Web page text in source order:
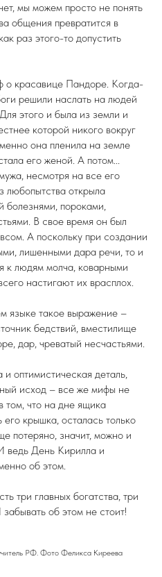
мы можем просто не понять
общения превратится в
этого-то допустить
о красавице Пандоре. Когда-
решили наслать на людей
этого и была из земли и
которой никого вокруг
она пленила на земле
его женой. А потом...
несмотря на все его
любопытства открыла
болезнями, пороками,
В свое время он был
А поскольку при создании
лишенными дара речи, то и
к людям молча, коварными
настигают их врасплох.
языке такое выражение –
бедствий, вместилище
дар, чреватый несчастьями.
оптимистическая деталь,
исход – все же мифы не
том, что на дне ящика
крышка, осталась только
значит, можно и
ведь День Кирилла и
об этом.
три главных богатства, три
об этом не стоит!
РФ. Фото Феликса Киреева